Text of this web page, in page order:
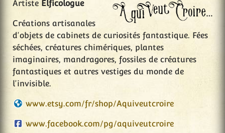
Artiste Elficologue
Créations artisanales
d'objets de cabinets de curiosités fantastique. Fées
séchées, créatures chimériques, plantes
imaginaires, mandragores, fossiles de créatures
fantastiques et autres vestiges du monde de
l'invisible.
www.etsy.com/fr/shop/Aquiveutcroire
www.facebook.com/pg/aquiveutcroire